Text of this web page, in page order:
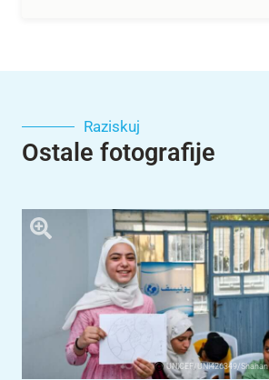
Raziskuj
Ostale fotografije
UNICEF/UNI426349/Shahan